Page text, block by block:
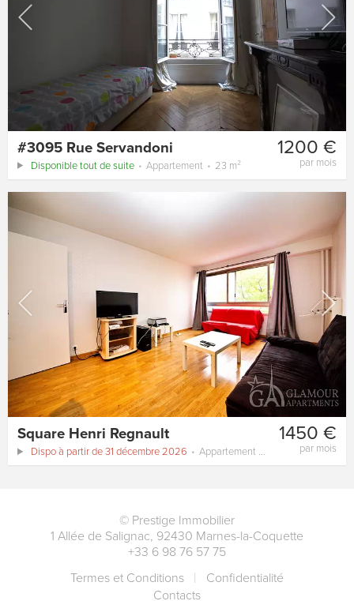
1200 €
par mois
#3095 Rue Servandoni
Disponible tout de suite Appartement 23 m²
1450 €
par mois
Square Henri Regnault
Dispo à partir de 31 décembre 2026 Appartement
© Prestige Immobilier
1 Allée de Salignac, 92430 Marnes-la-Coquette
+33 6 98 76 57 75
Termes et Conditions
Сonfidentialité
Contacts